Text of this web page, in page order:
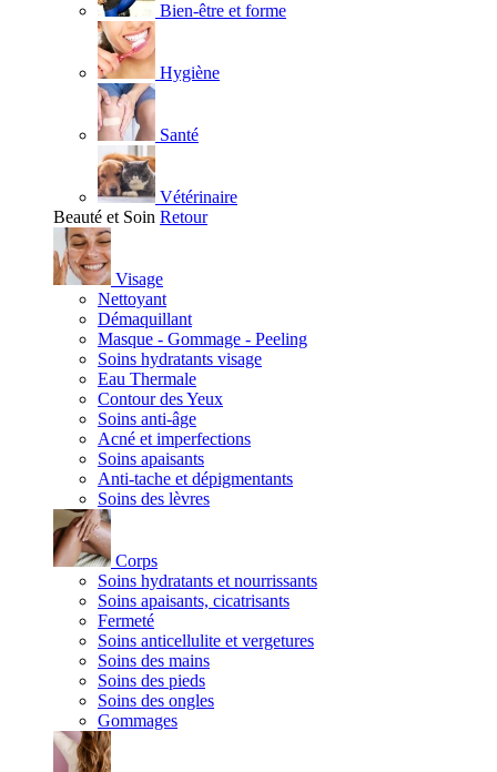
Bien-être et forme
Hygiène
Santé
Vétérinaire
Beauté et Soin Retour
Visage
Nettoyant
Démaquillant
Masque - Gommage - Peeling
Soins hydratants visage
Eau Thermale
Contour des Yeux
Soins anti-âge
Acné et imperfections
Soins apaisants
Anti-tache et dépigmentants
Soins des lèvres
Corps
Soins hydratants et nourrissants
Soins apaisants, cicatrisants
Fermeté
Soins anticellulite et vergetures
Soins des mains
Soins des pieds
Soins des ongles
Gommages